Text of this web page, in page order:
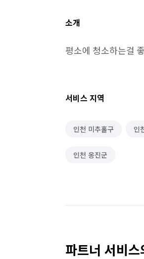
소개
평소에 청소하는걸
서비스 지역
인천 미추홀구 인
인천 옹진군
파트너 서비